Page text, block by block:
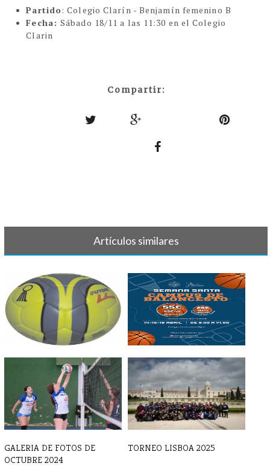
Partido: Colegio Clarín - Benjamín femenino B
Fecha:Sábado 18/11 a las 11:30 en el Colegio
Clarin
Compartir:
Artículos similares
BALONMANO - Crónica y
resultado 7 d[...]
II CAMPUS BALONCESTO
SEMANA SANTA
GALERIA DE FOTOS DE
OCTUBRE 2024
TORNEO LISBOA 2025